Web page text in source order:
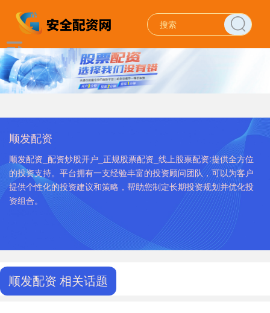
顺发配资
顺发配资_配资炒股开户_正规股票配资_线上股票配资:提供全方位
的投资支持。平台拥有一支经验丰富的投资顾问团队，可以为客户
提供个性化的投资建议和策略，帮助您制定长期投资规划并优化投
资组合。
顺发配资 相关话题